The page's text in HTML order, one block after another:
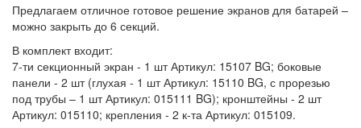
Предлагаем отличное готовое решение экранов для батарей –
можно закрыть до 6 секций.
В комплект входит:
7-ти секционный экран - 1 шт Артикул: 15107 BG; боковые
панели - 2 шт (глухая - 1 шт Артикул: 15110 BG, с прорезью
под трубы – 1 шт Артикул: 015111 BG); кронштейны - 2 шт
Артикул: 015110; крепления - 2 к-та Артикул: 015109.